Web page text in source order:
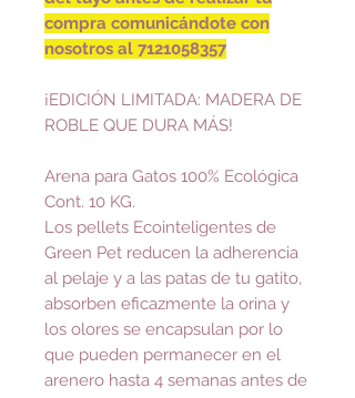
compra comunicándote con
nosotros al 7121058357
¡EDICIÓN LIMITADA: MADERA DE
ROBLE QUE DURA MÁS!
Arena para Gatos 100% Ecológica
Cont. 10 KG.
Los pellets Ecointeligentes de
Green Pet reducen la adherencia
al pelaje y a las patas de tu gatito,
absorben eficazmente la orina y
los olores se encapsulan por lo
que pueden permanecer en el
arenero hasta 4 semanas antes de